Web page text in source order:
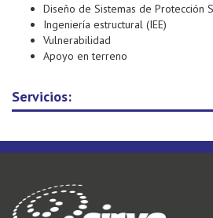
Diseño de Sistemas de Protección
Ingeniería estructural (IEE)
Vulnerabilidad
Apoyo en terreno
Servicios: